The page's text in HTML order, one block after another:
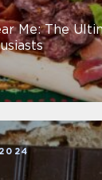
Me: The